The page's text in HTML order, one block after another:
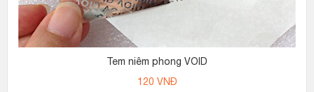
Tem niêm phong VOID
120 VNĐ